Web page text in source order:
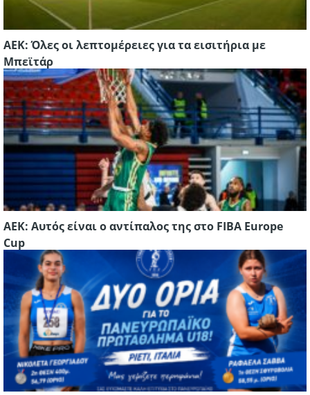
ΑΕΚ: Όλες οι λεπτομέρειες για τα εισιτήρια με
Μπεϊτάρ
ΑΕΚ: Αυτός είναι ο αντίπαλος της στο FIBA Europe
Cup